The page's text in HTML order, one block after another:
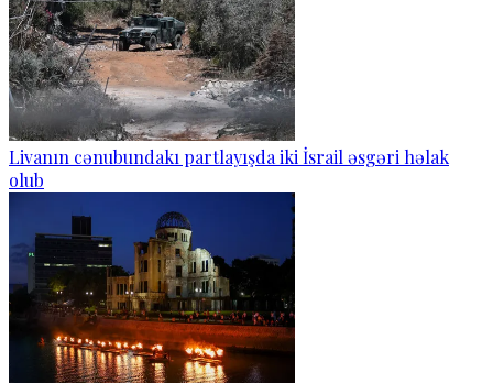
Livanın cənubundakı partlayışda iki İsrail əsgəri həlak
olub